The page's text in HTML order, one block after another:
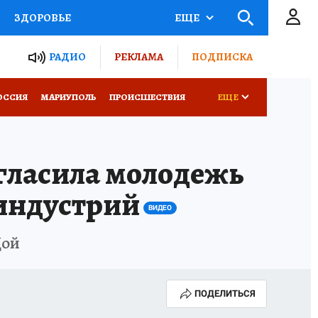
ЗДОРОВЬЕ
РОССИИ
ЕЩЕ
РАДИО РЕКЛАМА ПОДПИСКА
МАРИУПОЛЬ ПРОИСШЕСТВИЯ ЕЩЕ
молодежь
ВИДЕО
ПОДЕЛИТЬСЯ